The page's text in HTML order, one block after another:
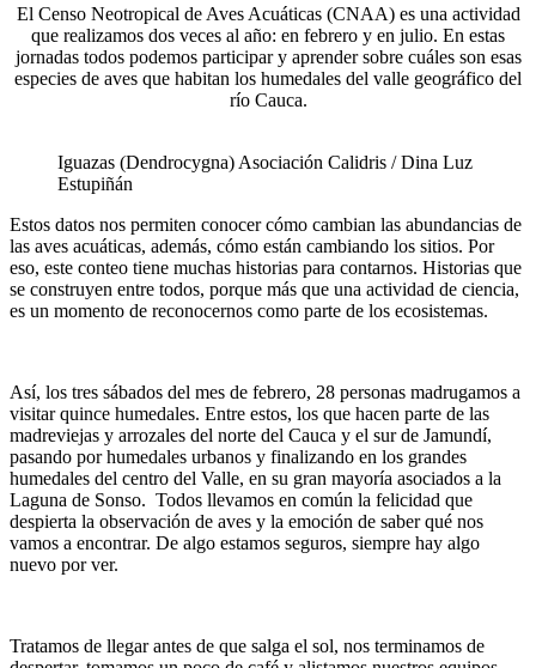
El Censo Neotropical de Aves Acuáticas (CNAA) es una actividad
que realizamos dos veces al año: en febrero y en julio. En estas
jornadas todos podemos participar y aprender sobre cuáles son esas
especies de aves que habitan los humedales del valle geográfico del
río Cauca.
Iguazas (Dendrocygna) Asociación Calidris / Dina Luz
Estupiñán
Estos datos nos permiten conocer cómo cambian las abundancias de
las aves acuáticas, además, cómo están cambiando los sitios. Por
eso, este conteo tiene muchas historias para contarnos. Historias que
se construyen entre todos, porque más que una actividad de ciencia,
es un momento de reconocernos como parte de los ecosistemas.
Así, los tres sábados del mes de febrero, 28 personas madrugamos a
visitar quince humedales. Entre estos, los que hacen parte de las
madreviejas y arrozales del norte del Cauca y el sur de Jamundí,
pasando por humedales urbanos y finalizando en los grandes
humedales del centro del Valle, en su gran mayoría asociados a la
Laguna de Sonso. Todos llevamos en común la felicidad que
despierta la observación de aves y la emoción de saber qué nos
vamos a encontrar. De algo estamos seguros, siempre hay algo
nuevo por ver.
Tratamos de llegar antes de que salga el sol, nos terminamos de